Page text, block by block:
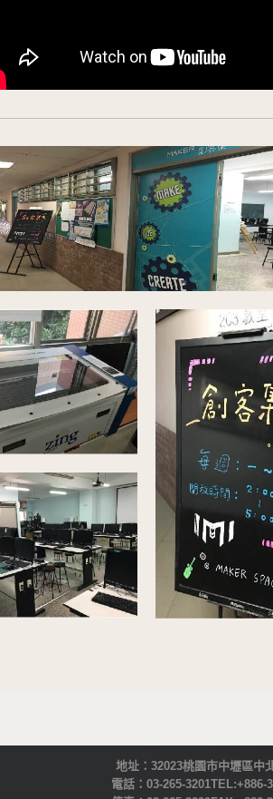
地址：32023桃園市中壢區中
電話：03-265-3201 TEL:+886-